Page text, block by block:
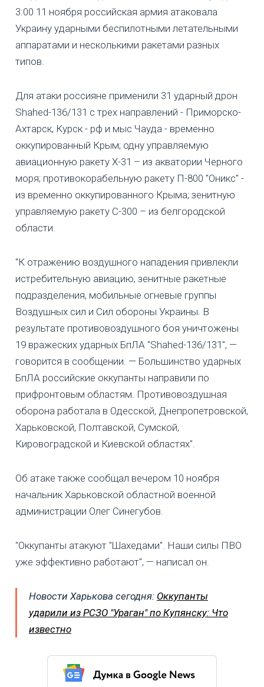
3:00 11 ноября российская армия атаковала
Украину ударными беспилотными летательными
аппаратами и несколькими ракетами разных
типов.
Для атаки россияне применили 31 ударный дрон
Shahed-136/131 с трех направлений - Приморско-
Ахтарск, Курск - рф и мыс Чауда - временно
оккупированный Крым; одну управляемую
авиационную ракету Х-31 – из акватории Черного
моря; противокорабельную ракету П-800 "Оникс" -
из временно оккупированного Крыма; зенитную
управляемую ракету С-300 – из белгородской
области.
"К отражению воздушного нападения привлекли
истребительную авиацию, зенитные ракетные
подразделения, мобильные огневые группы
Воздушных сил и Сил обороны Украины. В
результате противовоздушного боя уничтожены
19 вражеских ударных БпЛА "Shahed-136/131", —
говорится в сообщении. — Большинство ударных
БпЛА российские оккупанты направили по
прифронтовым областям. Противовоздушная
оборона работала в Одесской, Днепропетровской,
Харьковской, Полтавской, Сумской,
Кировоградской и Киевской областях".
Об атаке также сообщал вечером 10 ноября
начальник Харьковской областной военной
администрации Олег Синегубов.
"Оккупанты атакуют "Шахедами". Наши силы ПВО
уже эффективно работают", — написал он.
Новости Харькова сегодня: Оккупанты
ударили из РСЗО "Ураган" по Купянску: Что
известно